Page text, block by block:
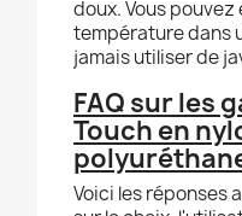
doux. Vous
température dans
jamais utiliser de
FAQ sur les
Touch en
Voici les réponses